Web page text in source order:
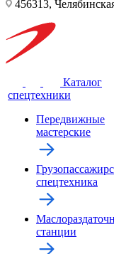
456313,
Каталог
спецтехники
Передвижные
мастерские
спецтехника
станции